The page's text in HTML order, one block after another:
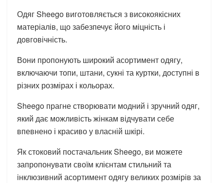
Одяг Sheego виготовляється з високоякісних
матеріалів, що забезпечує його міцність і
довговічність.
Вони пропонують широкий асортимент одягу,
включаючи топи, штани, сукні та куртки, доступні в
різних розмірах і кольорах.
Sheego прагне створювати модний і зручний одяг,
який дає можливість жінкам відчувати себе
впевнено і красиво у власній шкірі.
Як стоковий постачальник Sheego, ви можете
запропонувати своїм клієнтам стильний та
інклюзивний асортимент одягу великих розмірів за